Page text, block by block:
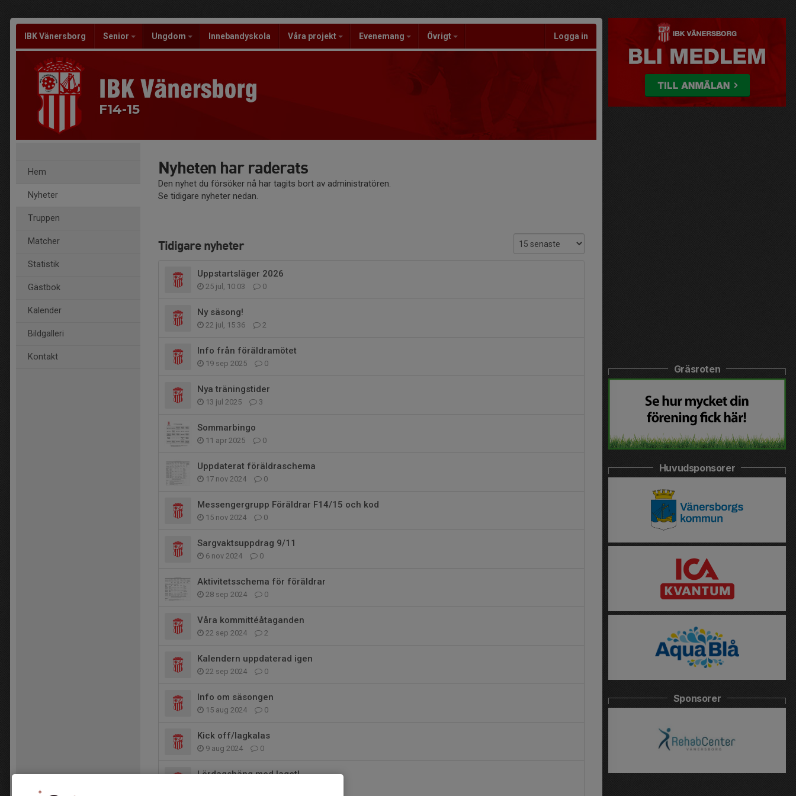
IBK Vänersborg Senior Ungdom Innebandyskola Våra projekt Evenemang Övrigt Logga in
F14-15
Hem
Nyheter
Truppen
Matcher
Statistik
Gästbok
Kalender
Bildgalleri
Kontakt
Nyheten har raderats
Den nyhet du försöker nå har tagits bort av administratören.
Se tidigare nyheter nedan.
Tidigare nyheter
Uppstartsläger 2026
25 jul, 10:03 0
Ny säsong!
22 jul, 15:36 2
Info från föräldramötet
19 sep 2025 0
Nya träningstider
13 jul 2025 3
Sommarbingo
11 apr 2025 0
Uppdaterat föräldraschema
17 nov 2024 0
Messengergrupp Föräldrar F14/15 och kod
15 nov 2024 0
Sargvaktsuppdrag 9/11
6 nov 2024 0
Aktivitetsschema för föräldrar
28 sep 2024 0
Våra kommittéåtaganden
22 sep 2024 2
Kalendern uppdaterad igen
22 sep 2024 0
Info om säsongen
15 aug 2024 0
Kick off/lagkalas
9 aug 2024 0
Lördagshäng med laget!
Gräsroten
Huvudsponsorer
Sponsorer